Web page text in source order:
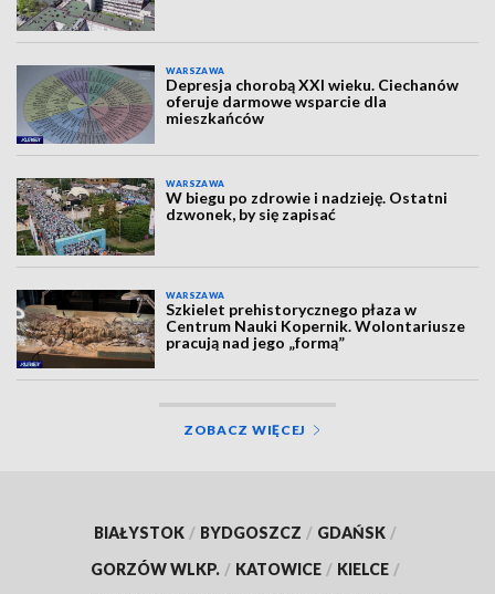
WARSZAWA
Depresja chorobą XXI wieku. Ciechanów
oferuje darmowe wsparcie dla
mieszkańców
WARSZAWA
W biegu po zdrowie i nadzieję. Ostatni
dzwonek, by się zapisać
WARSZAWA
Szkielet prehistorycznego płaza w
Centrum Nauki Kopernik. Wolontariusze
pracują nad jego „formą”
ZOBACZ WIĘCEJ
BIAŁYSTOK / BYDGOSZCZ / GDAŃSK /
GORZÓW WLKP. / KATOWICE / KIELCE /